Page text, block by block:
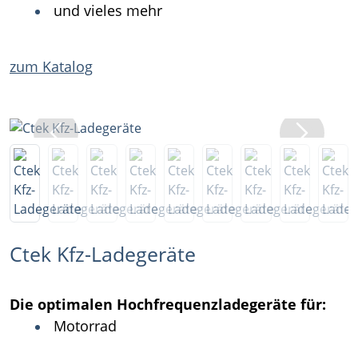
und vieles mehr
zum Katalog
Ctek Kfz-Ladegeräte
Die optimalen Hochfrequenzladegeräte für:
Motorrad